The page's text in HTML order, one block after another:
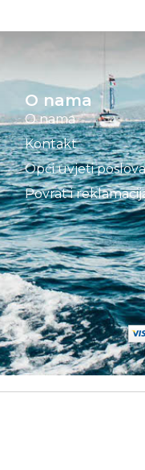
O nama
O nama
Kontakt
Opći uvjeti
Povrat i